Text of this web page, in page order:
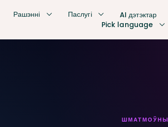
Рашэнні Паслугі AI дэтэктар
Pick language
ШМАТМОЎНЫ